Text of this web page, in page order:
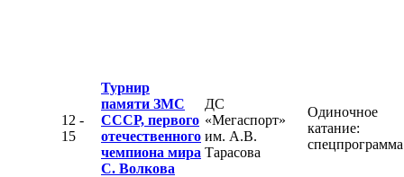
12 -
15
Турнир
памяти ЗМС
СССР, первого
отечественного
чемпиона мира
С. Волкова
ДС
«Мегаспорт»
им. А.В.
Тарасова
Одиночное
катание:
спецпрограмма